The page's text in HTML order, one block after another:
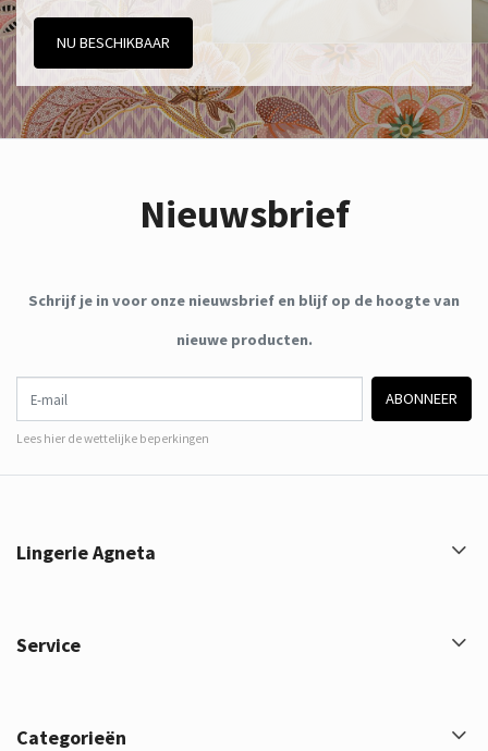
NU BESCHIKBAAR
Nieuwsbrief
Schrijf je in voor onze nieuwsbrief en blijf op de hoogte van
nieuwe producten.
ABONNEER
Lees hier de wettelijke beperkingen
Lingerie Agneta
Service
Categorieën